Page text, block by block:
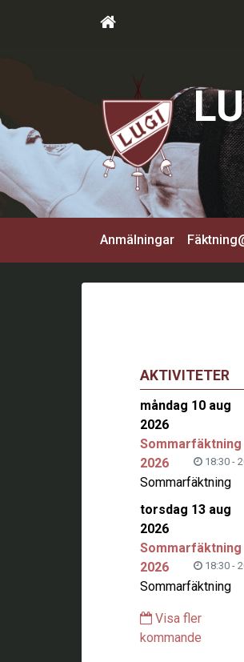
Anmälningar
AKTIVITETER
måndag 10 aug
2026
Sommarfäktning
2026
18:30 -
Sommarfäktning
torsdag 13 aug
2026
Sommarfäktning
2026
18:30 -
Sommarfäktning
Visa fler
kommande